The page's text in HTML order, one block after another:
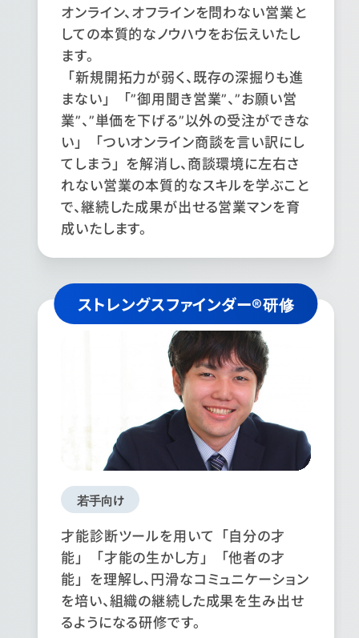
オンライン、オフラインを問わない営業と
しての本質的なノウハウをお伝えいたし
ます。
「新規開拓力が弱く、既存の深掘りも進
まない」「”御用聞き営業”、”お願い営
業”、”単価を下げる”以外の受注ができな
い」「ついオンライン商談を言い訳にし
てしまう」を解消し、商談環境に左右さ
れない営業の本質的なスキルを学ぶこと
で、継続した成果が出せる営業マンを育
成いたします。
ストレングスファインダー®研修
若手向け
才能診断ツールを用いて「自分の才
能」「才能の生かし方」「他者の才
能」を理解し、円滑なコミュニケーション
を培い、組織の継続した成果を生み出せ
るようになる研修です。